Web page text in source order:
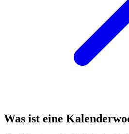
Was ist eine